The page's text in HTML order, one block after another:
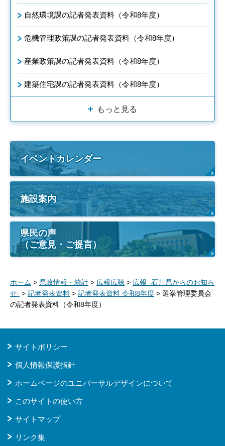
自然環境課の記者発表資料（令和8年度）
危機管理政策課の記者発表資料（令和8年度）
産業政策課の記者発表資料（令和8年度）
建築住宅課の記者発表資料（令和8年度）
もっと見る
イベントカレンダー
施設案内
県民の声
（ご意見・ご提言）
ホーム > 県政情報・統計 > 広報広聴 > 広報 -石川県からのお知ら
せ- > 記者発表資料 > 記者発表資料 令和8年度 > 選挙管理委員会
の記者発表資料（令和8年度）
サイトポリシー
個人情報保護指針
ホームページのユニバーサルデザインについて
このサイトの使い方
サイトマップ
リンク集